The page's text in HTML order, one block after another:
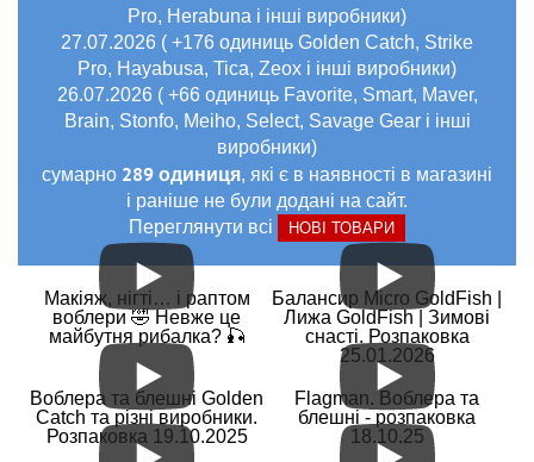
Pro, Herabuna і інші виробники)
27.07.2026 ( +176 одиниць Golden Catch, Strike
Pro, Hayabusa, Tica, Zeox і інші виробники)
26.07.2026 ( +66 одиниць Favorite, Smart, Maver,
Brain, Stonfo, Meiho, Select, Savage Gear і інші
виробники)
сумарно 289 одиниця, які є в наявності в магазині
і раніше не були додані на сайт.
Переглянути всі
НОВІ ТОВАРИ
Макіяж, нігті… і раптом
воблери 🤣 Невже це
майбутня рибалка? 🎣
Балансир Micro GoldFish |
Лижа GoldFish | Зимові
снасті. Розпаковка
25.01.2026
Воблера та блешні Golden
Catch та різні виробники.
Розпаковка 19.10.2025
Flagman. Воблера та
блешні - розпаковка
18.10.25